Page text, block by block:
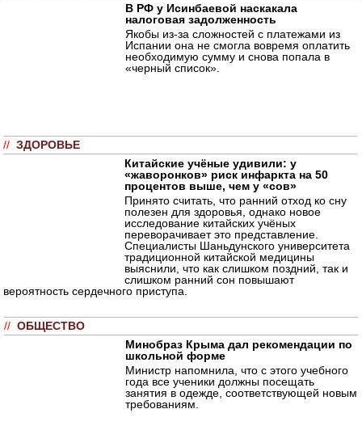
В РФ у Исинбаевой наскакала
налоговая задолженность
Якобы из-за сложностей с платежами из
Испании она не смогла вовремя оплатить
необходимую сумму и снова попала в
«черный список».
// ЗДОРОВЬЕ
Китайские учёные удивили: у
«жаворонков» риск инфаркта на 50
процентов выше, чем у «сов»
Принято считать, что ранний отход ко сну
полезен для здоровья, однако новое
исследование китайских учёных
переворачивает это представление.
Специалисты Шаньдунского университета
традиционной китайской медицины
выяснили, что как слишком поздний, так и
слишком ранний сон повышают
вероятность сердечного приступа.
// ОБЩЕСТВО
Минобраз Крыма дал рекомендации по
школьной форме
Министр напомнила, что с этого учебного
года все ученики должны посещать
занятия в одежде, соответствующей новым
требованиям.